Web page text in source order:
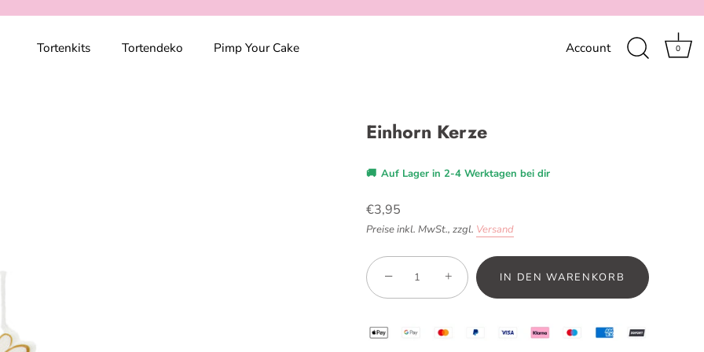
Tortenkits Tortendeko Pimp Your Cake Account 0
Einhorn Kerze
🚚 Auf Lager in 2-4 Werktagen bei dir
€3,95
Preise inkl. MwSt., zzgl. Versand
− + IN DEN WARENKORB